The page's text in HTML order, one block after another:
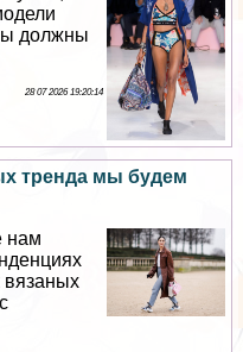
должны
28 07 2026 19:20:14
тренда мы будем
нам
вязаных